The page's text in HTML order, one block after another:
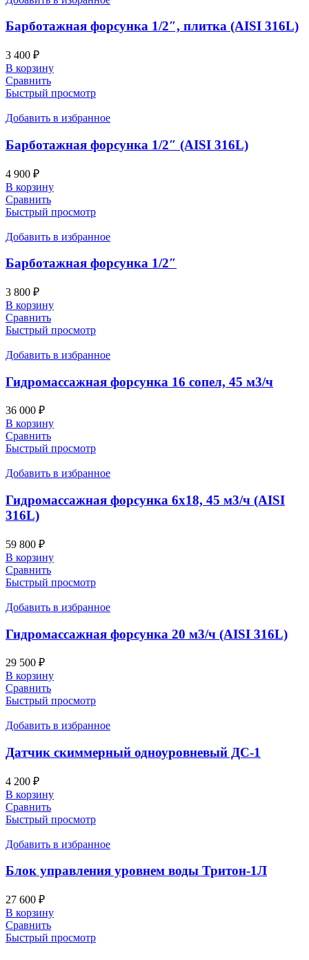
Барботажная форсунка 1/2″, плитка (AISI 316L)
3 400 ₽
В корзину
Сравнить
Быстрый просмотр
Добавить в избранное
Барботажная форсунка 1/2″ (AISI 316L)
4 900 ₽
В корзину
Сравнить
Быстрый просмотр
Добавить в избранное
Барботажная форсунка 1/2″
3 800 ₽
В корзину
Сравнить
Быстрый просмотр
Добавить в избранное
Гидромассажная форсунка 16 сопел, 45 м3/ч
36 000 ₽
В корзину
Сравнить
Быстрый просмотр
Добавить в избранное
Гидромассажная форсунка 6х18, 45 м3/ч (AISI
316L)
59 800 ₽
В корзину
Сравнить
Быстрый просмотр
Добавить в избранное
Гидромассажная форсунка 20 м3/ч (AISI 316L)
29 500 ₽
В корзину
Сравнить
Быстрый просмотр
Добавить в избранное
Датчик скиммерный одноуровневый ДС-1
4 200 ₽
В корзину
Сравнить
Быстрый просмотр
Добавить в избранное
Блок управления уровнем воды Тритон-1Л
27 600 ₽
В корзину
Сравнить
Быстрый просмотр